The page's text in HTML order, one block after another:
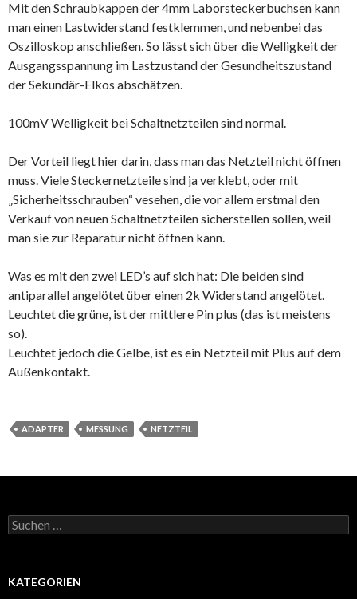
Mit den Schraubkappen der 4mm Laborsteckerbuchsen kann
man einen Lastwiderstand festklemmen, und nebenbei das
Oszilloskop anschließen. So lässt sich über die Welligkeit der
Ausgangsspannung im Lastzustand der Gesundheitszustand
der Sekundär-Elkos abschätzen.
100mV Welligkeit bei Schaltnetzteilen sind normal.
Der Vorteil liegt hier darin, dass man das Netzteil nicht öffnen
muss. Viele Steckernetzteile sind ja verklebt, oder mit
„Sicherheitsschrauben“ vesehen, die vor allem erstmal den
Verkauf von neuen Schaltnetzteilen sicherstellen sollen, weil
man sie zur Reparatur nicht öffnen kann.
Was es mit den zwei LED’s auf sich hat: Die beiden sind
antiparallel angelötet über einen 2k Widerstand angelötet.
Leuchtet die grüne, ist der mittlere Pin plus (das ist meistens
so).
Leuchtet jedoch die Gelbe, ist es ein Netzteil mit Plus auf dem
Außenkontakt.
ADAPTER MESSUNG NETZTEIL
Suche
nach:
KATEGORIEN